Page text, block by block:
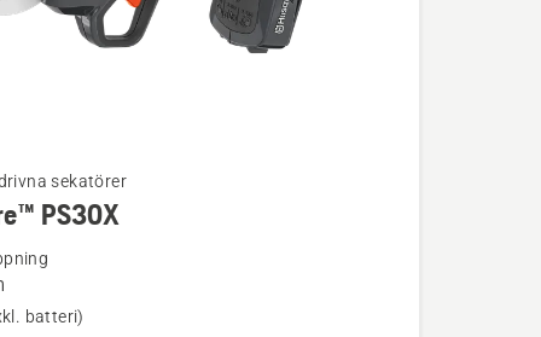
sekatörer
PS30X
batteri)